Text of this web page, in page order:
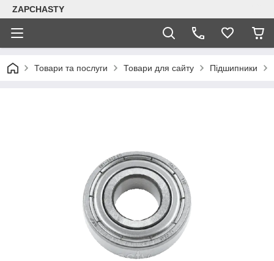
ZAPCHASTY
Товари та послуги Товари для сайту Підшипники